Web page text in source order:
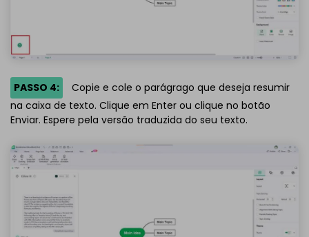
PASSO 4:
Copie e cole o parágrago que deseja resumir
na caixa de texto. Clique em Enter ou clique no botão
Enviar. Espere pela versão traduzida do seu texto.